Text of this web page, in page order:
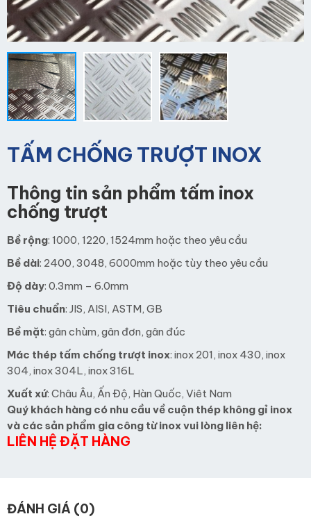
TẤM CHỐNG TRƯỢT INOX
Thông tin sản phẩm tấm inox
chống trượt
Bề rộng: 1000, 1220, 1524mm hoặc theo yêu cầu
Bề dài: 2400, 3048, 6000mm hoặc tùy theo yêu cầu
Độ dày: 0.3mm – 6.0mm
Tiêu chuẩn: JIS, AISI, ASTM, GB
Bề mặt: gân chùm, gân đơn, gân đúc
Mác thép tấm chống trượt inox: inox 201, inox 430, inox
304, inox 304L, inox 316L
Xuất xứ: Châu Âu, Ấn Độ, Hàn Quốc, Viêt Nam
Quý khách hàng có nhu cầu về cuộn thép không gỉ inox
và các sản phẩm gia công từ inox vui lòng liên hệ:
LIÊN HỆ ĐẶT HÀNG
ĐÁNH GIÁ (0)